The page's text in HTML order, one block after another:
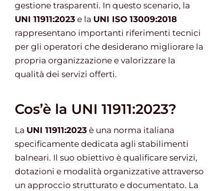
gestione trasparenti. In questo scenario, la
UNI 11911:2023 e la UNI ISO 13009:2018
rappresentano importanti riferimenti tecnici
per gli operatori che desiderano migliorare la
propria organizzazione e valorizzare la
qualità dei servizi offerti.
Cos’è la UNI 11911:2023?
La UNI 11911:2023 è una norma italiana
specificamente dedicata agli stabilimenti
balneari. Il suo obiettivo è qualificare servizi,
dotazioni e modalità organizzative attraverso
un approccio strutturato e documentato. La